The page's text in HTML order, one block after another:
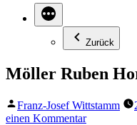
Zurück
Möller Ruben
Veröffentlicht
von
Franz-Josef Wittstamm
einen Kommentarzu